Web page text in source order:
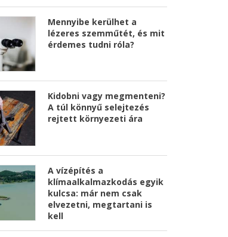
Mennyibe kerülhet a
lézeres szemműtét, és mit
érdemes tudni róla?
Kidobni vagy megmenteni?
A túl könnyű selejtezés
rejtett környezeti ára
A vízépítés a
klímaalkalmazkodás egyik
kulcsa: már nem csak
elvezetni, megtartani is
kell